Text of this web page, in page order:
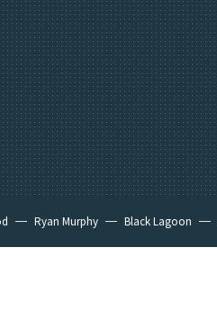
Ryan Murphy Black Lagoon